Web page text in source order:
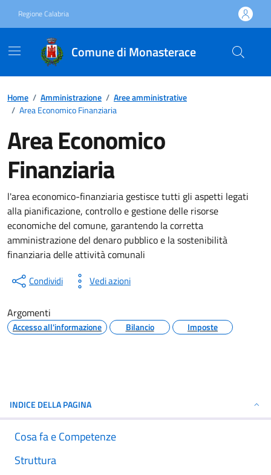
Regione Calabria
Comune di Monasterace
Home / Amministrazione / Aree amministrative
/ Area Economico Finanziaria
Area Economico
Finanziaria
l'area economico-finanziaria gestisce tutti gli aspetti legati
alla pianificazione, controllo e gestione delle risorse
economiche del comune, garantendo la corretta
amministrazione del denaro pubblico e la sostenibilità
finanziaria delle attività comunali
Condividi Vedi azioni
Argomenti
Accesso all'informazione Bilancio Imposte
INDICE DELLA PAGINA
Cosa fa e Competenze
Struttura